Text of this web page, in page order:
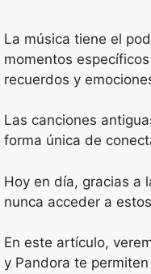
La música tiene el
momentos
recuerdos y
Las canciones
forma única de
Hoy en día, gracias a
nunca acceder a
En este artículo,
y Pandora te